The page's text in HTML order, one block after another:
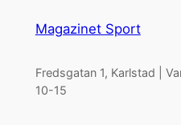
Magazinet Sport
Fredsgatan 1, Karlstad |
10-15